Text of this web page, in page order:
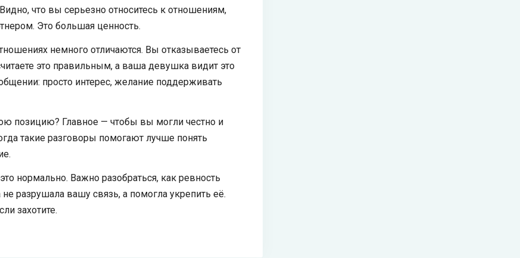
что вы серьезно относитесь к отношениям,
Это большая ценность.
немного отличаются. Вы отказываетесь от
это правильным, а ваша девушка видит это
просто интерес, желание поддерживать
позицию? Главное — чтобы вы могли честно и
такие разговоры помогают лучше понять
нормально. Важно разобраться, как ревность
разрушала вашу связь, а помогла укрепить её.
захотите.